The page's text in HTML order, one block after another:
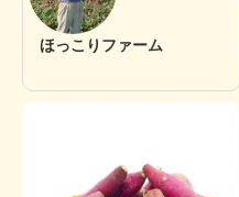
ほっこりファーム